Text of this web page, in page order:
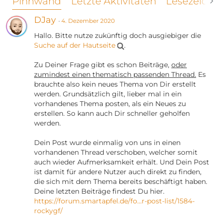
DJay 4. Dezember 2020
Hallo. Bitte nutze zukünftig doch ausgiebiger die
Suche auf der Hautseite
.
Zu Deiner Frage gibt es schon Beiträge, oder
zumindest einen thematisch passenden Thread. Es
brauchte also kein neues Thema von Dir erstellt
werden. Grundsätzlich gilt, lieber mal in ein
vorhandenes Thema posten, als ein Neues zu
erstellen. So kann auch Dir schneller geholfen
werden.
Dein Post wurde einmalig von uns in einen
vorhandenen Thread verschoben, welcher somit
auch wieder Aufmerksamkeit erhält. Und Dein Post
ist damit für andere Nutzer auch direkt zu finden,
die sich mit dem Thema bereits beschäftigt haben.
Deine letzten Beiträge findest Du hier.
https://forum.smartapfel.de/fo…r-post-list/1584-
rockygf/